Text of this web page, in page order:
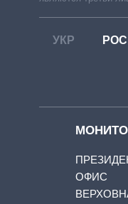
УКР РОС
ОФИС